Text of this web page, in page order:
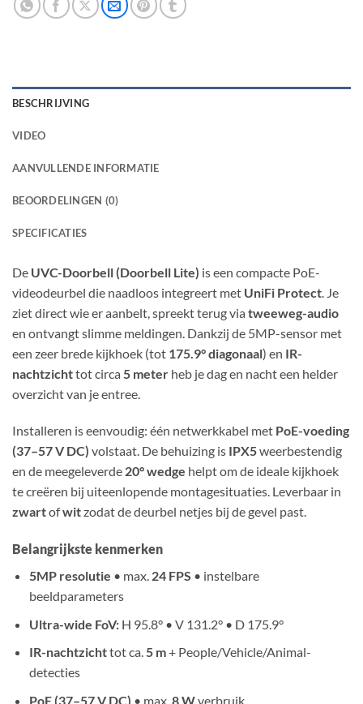
BESCHRIJVING
VIDEO
AANVULLENDE INFORMATIE
BEOORDELINGEN (0)
SPECIFICATIES
De UVC-Doorbell (Doorbell Lite) is een compacte PoE-
videodeurbel die naadloos integreert met UniFi Protect . Je
ziet direct wie er aanbelt, spreekt terug via tweeweg-audio
en ontvangt slimme meldingen. Dankzij de 5MP-sensor met
een zeer brede kijkhoek (tot 175.9° diagonaal) en IR-
nachtzichttot circa 5 meter heb je dag en nacht een helder
overzicht van je entree.
Installeren is eenvoudig: één netwerkkabel met PoE-voeding
(37–57 V DC) volstaat. De behuizing is IPX5weerbestendig
en de meegeleverde 20° wedge helpt om de ideale kijkhoek
te creëren bij uiteenlopende montagesituaties. Leverbaar in
zwartofwitzodat de deurbel netjes bij de gevel past.
Belangrijkste kenmerken
5MP resolutie • max. 24 FPS • instelbare
beeldparameters
Ultra-wide FoV:H 95.8° • V 131.2° • D 175.9°
IR-nachtzichttot ca.5 m+ People/Vehicle/Animal-
detecties
PoE (37–57 V DC) • max. 8 Wverbruik